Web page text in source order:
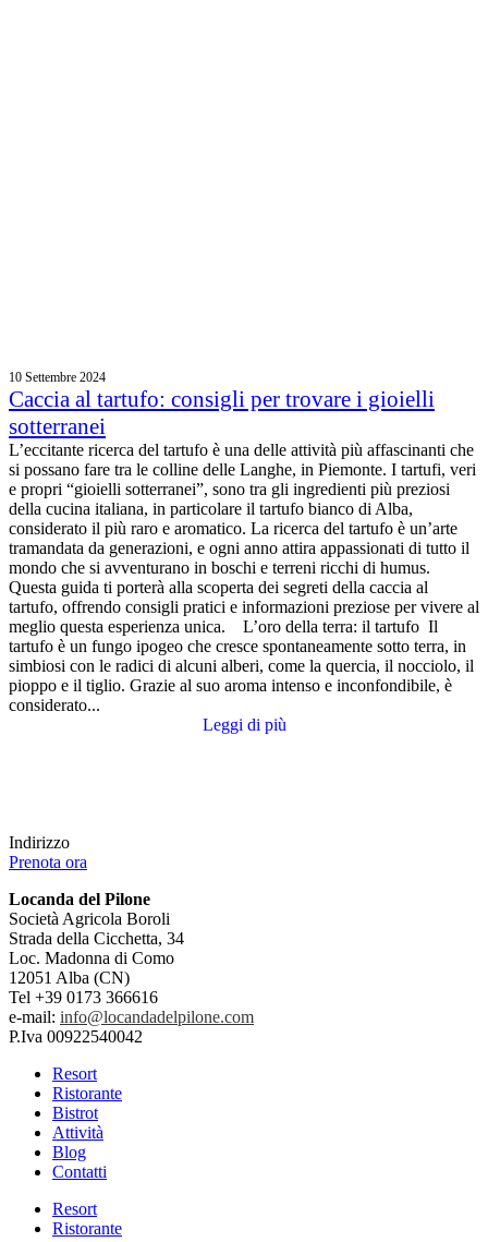
10 Settembre 2024
Caccia al tartufo: consigli per trovare i gioielli
sotterranei
L’eccitante ricerca del tartufo è una delle attività più affascinanti che
si possano fare tra le colline delle Langhe, in Piemonte. I tartufi, veri
e propri “gioielli sotterranei”, sono tra gli ingredienti più preziosi
della cucina italiana, in particolare il tartufo bianco di Alba,
considerato il più raro e aromatico. La ricerca del tartufo è un’arte
tramandata da generazioni, e ogni anno attira appassionati di tutto il
mondo che si avventurano in boschi e terreni ricchi di humus.
Questa guida ti porterà alla scoperta dei segreti della caccia al
tartufo, offrendo consigli pratici e informazioni preziose per vivere al
meglio questa esperienza unica. L’oro della terra: il tartufo Il
tartufo è un fungo ipogeo che cresce spontaneamente sotto terra, in
simbiosi con le radici di alcuni alberi, come la quercia, il nocciolo, il
pioppo e il tiglio. Grazie al suo aroma intenso e inconfondibile, è
considerato...
Leggi di più
Indirizzo
Prenota ora
Locanda del Pilone
Società Agricola Boroli
Strada della Cicchetta, 34
Loc. Madonna di Como
12051 Alba (CN)
Tel +39 0173 366616
e-mail: info@locandadelpilone.com
P.Iva 00922540042
Resort
Ristorante
Bistrot
Attività
Blog
Contatti
Resort
Ristorante